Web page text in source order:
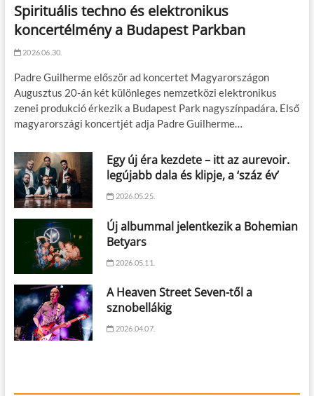
Spirituális techno és elektronikus
koncertélmény a Budapest Parkban
2026.06.30.
Padre Guilherme először ad koncertet Magyarországon
Augusztus 20-án két különleges nemzetközi elektronikus
zenei produkció érkezik a Budapest Park nagyszínpadára. Első
magyarországi koncertjét adja Padre Guilherme…
Egy új éra kezdete – itt az aurevoir.
legújabb dala és klipje, a ‘száz év’
2026.05.25.
Új albummal jelentkezik a Bohemian
Betyars
2026.05.11.
A Heaven Street Seven-től a
sznobellákig
2026.04.07.